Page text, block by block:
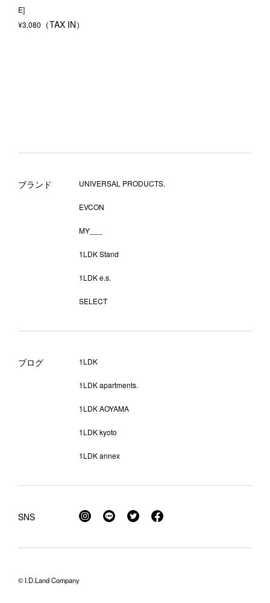
E]
¥3,080
ブランド UNIVERSAL PRODUCTS.
EVCON
MY___
1LDK Stand
1LDK e.s.
SELECT
ブログ 1LDK
1LDK apartments.
1LDK AOYAMA
1LDK kyoto
1LDK annex
SNS
© I.D.Land Company